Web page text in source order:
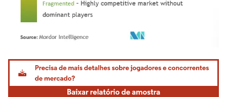
Imagem © Mordor Intelligence. O reuso requer atribuição conforme CC BY 4.0.